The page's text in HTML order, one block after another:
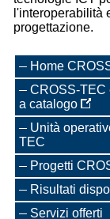
l'interoperabilità
progettazione.
Home
CROSS-TEC
a catalogo
Unità
TEC
Progetti
Risultati
Servizi offerti